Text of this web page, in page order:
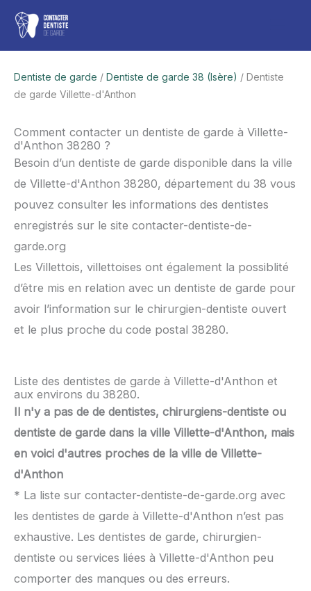
Aller
contenu
Dentiste de garde / Dentiste de garde 38 (Isère) / Dentiste
de garde Villette-d'Anthon
Comment contacter un dentiste de garde à Villette-
d'Anthon 38280 ?
Besoin d’un dentiste de garde disponible dans la ville
de Villette-d'Anthon 38280, département du 38 vous
pouvez consulter les informations des dentistes
enregistrés sur le site contacter-dentiste-de-
garde.org
Les Villettois, villettoises ont également la possiblité
d’être mis en relation avec un dentiste de garde pour
avoir l’information sur le chirurgien-dentiste ouvert
et le plus proche du code postal 38280.
Liste des dentistes de garde à Villette-d'Anthon et
aux environs du 38280.
Il n'y a pas de de dentistes, chirurgiens-dentiste ou
dentiste de garde dans la ville Villette-d'Anthon, mais
en voici d'autres proches de la ville de Villette-
d'Anthon
* La liste sur contacter-dentiste-de-garde.org avec
les dentistes de garde à Villette-d'Anthon n’est pas
exhaustive. Les dentistes de garde, chirurgien-
dentiste ou services liées à Villette-d'Anthon peu
comporter des manques ou des erreurs.